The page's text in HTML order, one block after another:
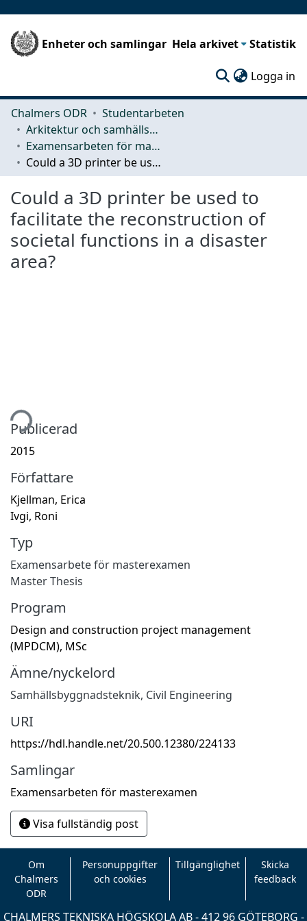
Enheter och samlingar Hela arkivet Statistik
Logga in
Chalmers ODR
Studentarbeten
Arkitektur och samhällsbyggnadsteknik (ACE)
Examensarbeten för masterexamen
Could a 3D printer be used to facilitate the reconstruction of societal functions in a disaster area?
Could a 3D printer be used to
facilitate the reconstruction of
societal functions in a disaster
area?
Publicerad
2015
Författare
Kjellman, Erica
Ivgi, Roni
Typ
Examensarbete för masterexamen
Master Thesis
Program
Design and construction project management
(MPDCM), MSc
Ämne/nyckelord
Samhällsbyggnadsteknik, Civil Engineering
URI
https://hdl.handle.net/20.500.12380/224133
Samlingar
Examensarbeten för masterexamen
Visa fullständig post
Om
Chalmers
ODR
Personuppgifter
och cookies
Tillgänglighet
Skicka
feedback
CHALMERS TEKNISKA HÖGSKOLA AB - 412 96 GÖTEBORG -